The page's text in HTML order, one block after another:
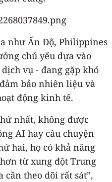
như Ấn Độ, Philippines
chủ yếu dựa vào
vụ - đang gặp khó
bảo nhiên liệu và
động kinh tế.
nhất, không được
AI hay câu chuyện
hai, họ có khả năng
từ xung đột Trung
theo dõi rất sát”,